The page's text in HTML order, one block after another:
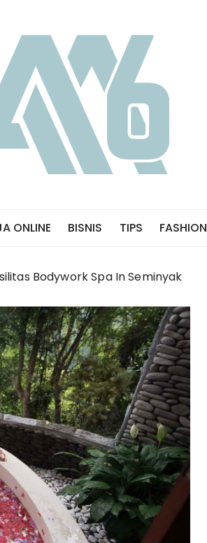
ONLINE BISNIS TIPS FASHION
Bodywork Spa In Seminyak